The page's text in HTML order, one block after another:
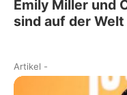
Emily Miller und
sind auf der Welt
Artikel -